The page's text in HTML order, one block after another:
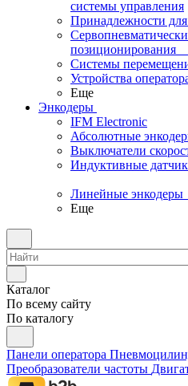
системы управления
Принадлежности для
позиционирования
Системы
Устройства
Еще
Энкодеры
IFM Electronic
Абсолютные
Выключатели
Индуктивные
Линейные энкодеры
Еще
Каталог
По всему сайту
По каталогу
Панели оператора
Преобразователи частоты